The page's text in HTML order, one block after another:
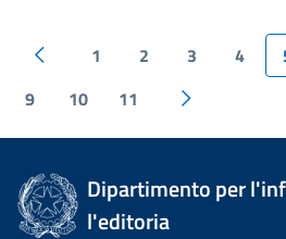
1 2 3 4
9
10 11
Dipartimento per
l'editoria